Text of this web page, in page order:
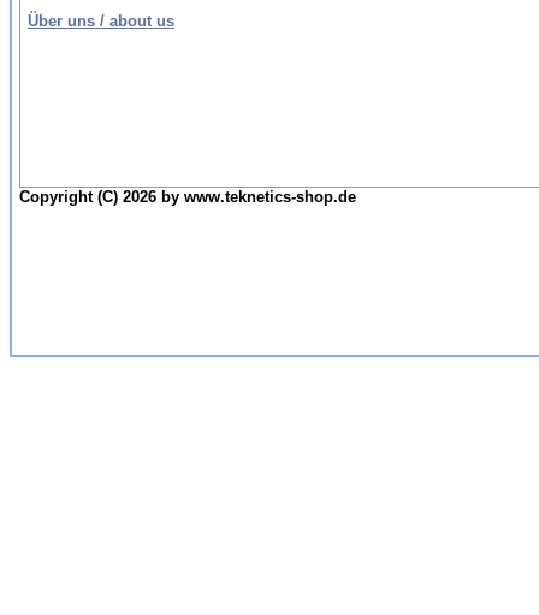
Über uns / about us
Copyright (C) 2026 by www.teknetics-shop.de